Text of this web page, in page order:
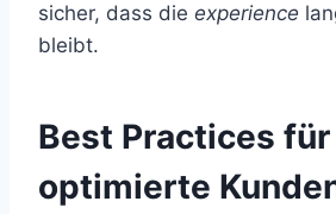
sicher, dass die experience
bleibt.
Best Practices
optimierte